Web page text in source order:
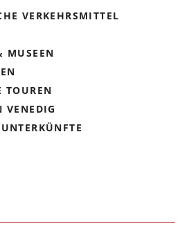
VERKEHRSMITTEL
MUSEEN
TOUREN
VENEDIG